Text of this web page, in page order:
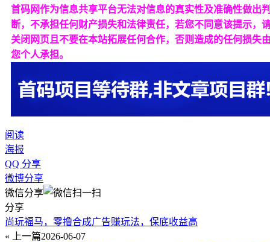
首码网作为信息共享平台无法对信息的真实性及准确性做出
断，不承担任何财产损失和法律责任，若您不同意该提示，
关闭网页且不要在本站拓展任何合作，否则造成的任何损失
您个人承担。
阅读
海报
QQ 分享
微博分享
微信分享
分享
尚玩福马，零撸合成广告赚玩法，保底收益高
« 上一篇2026-06-07